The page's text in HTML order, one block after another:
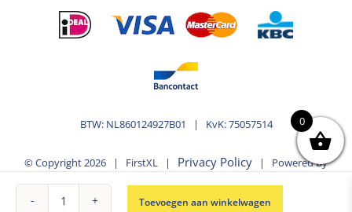
Toevoegen aan winkelwagen
BTW: NL860124927B01 | KvK: 75057514
© Copyright2026 | FirstXL | Privacy Policy | Powered by
MplusKASSA Woocommerce&WooCommerce
Kassasysteem
0